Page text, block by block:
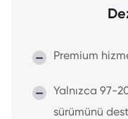
Premium
Yalnızca 97-
sürümünü